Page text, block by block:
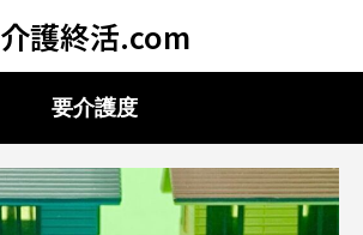
介護終活.com
要介護度